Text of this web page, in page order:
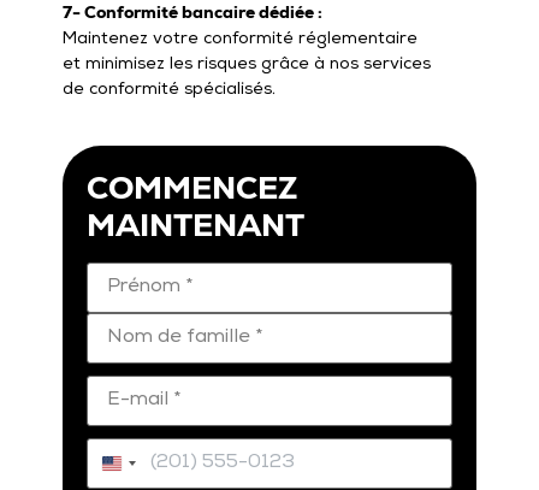
7- Conformité bancaire dédiée :
Maintenez votre conformité réglementaire
et minimisez les risques grâce à nos services
de conformité spécialisés.
COMMENCEZ
MAINTENANT
E-
mail
Téléphone
États-Unis +1